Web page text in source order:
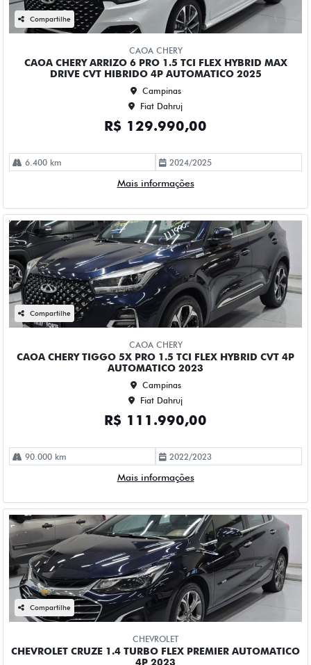
CAOA CHERY TIGGO 5X PRO 1.5 TCI FLEX HYBRID CVT 4P
AUTOMATICO 2023
Campinas
Fiat Dahruj
R$ 111.990,00
2022/2023
Mais informações
Compartilhe
CHEVROLET
CHEVROLET CRUZE 1.4 TURBO FLEX PREMIER AUTOMATICO
4P 2023
Campinas
Fiat Dahruj
R$ 115.990,00
2022/2023
Mais informações
Compartilhe
CHEVROLET
CHEVROLET MONTANA 1.2 TURBO FLEX PREMIER
AUTOMATICO 4P 2023
Campinas
Fiat Dahruj
R$ 109.990,00